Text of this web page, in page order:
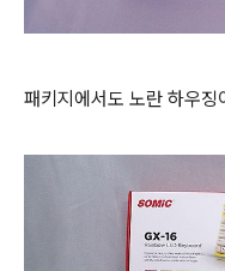
패키지에서도 노란 하우징